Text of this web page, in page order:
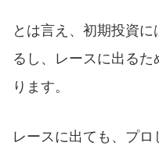
とは言え、初期投資
るし、レースに出る
ります。
レースに出ても、プ